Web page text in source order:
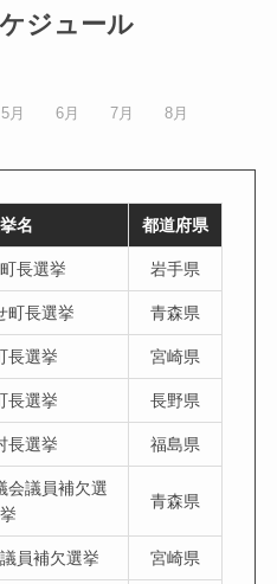
ジュール
5月 6月 7月 8月
名 都道府県
長選挙 岩手県
町長選挙 青森県
長選挙 宮崎県
長選挙 長野県
長選挙 福島県
会議員補欠選
挙
青森県
員補欠選挙 宮崎県